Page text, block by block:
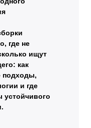
где не
ищут
как
подходы,
и где
устойчивого